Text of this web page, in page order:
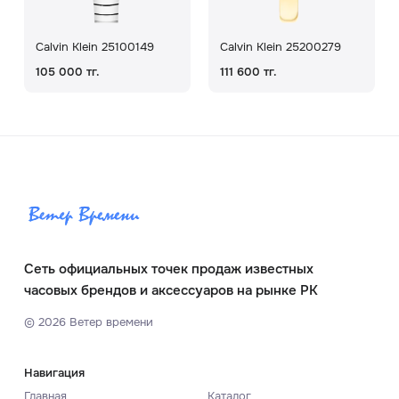
Calvin Klein 25100149
105 000 тг.
Calvin Klein 25200279
111 600 тг.
Сеть официальных точек продаж известных
часовых брендов и аксессуаров на рынке РК
© 2026Ветер времени
Навигация
Главная
Каталог